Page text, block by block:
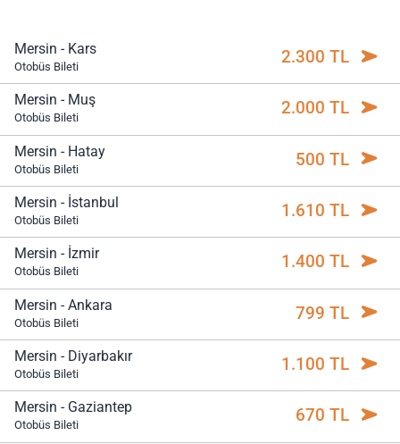
Mersin - Kars
Otobüs Bileti 2.300 TL
Mersin - Muş
Otobüs Bileti 2.000 TL
Mersin - Hatay
Otobüs Bileti 500 TL
Mersin - İstanbul
Otobüs Bileti 1.610 TL
Mersin - İzmir
Otobüs Bileti 1.400 TL
Mersin - Ankara
Otobüs Bileti 799 TL
Mersin - Diyarbakır
Otobüs Bileti 1.100 TL
Mersin - Gaziantep
Otobüs Bileti 670 TL